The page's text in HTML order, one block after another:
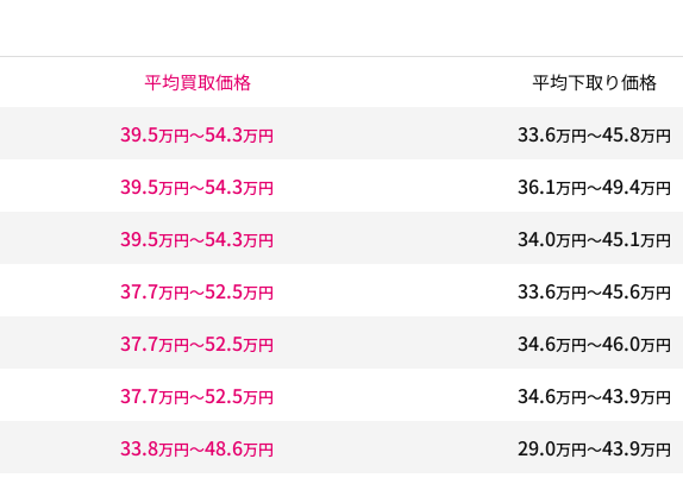
平均買取価格 平均下取り価格
39.5万円〜54.3万円 33.6万円〜45.8万円
39.5万円〜54.3万円 36.1万円〜49.4万円
39.5万円〜54.3万円 34.0万円〜45.1万円
37.7万円〜52.5万円 33.6万円〜45.6万円
37.7万円〜52.5万円 34.6万円〜46.0万円
37.7万円〜52.5万円 34.6万円〜43.9万円
33.8万円〜48.6万円 29.0万円〜43.9万円